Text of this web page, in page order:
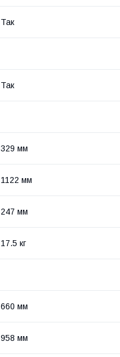
Так
Так
329 мм
1122 мм
247 мм
17.5 кг
660 мм
958 мм